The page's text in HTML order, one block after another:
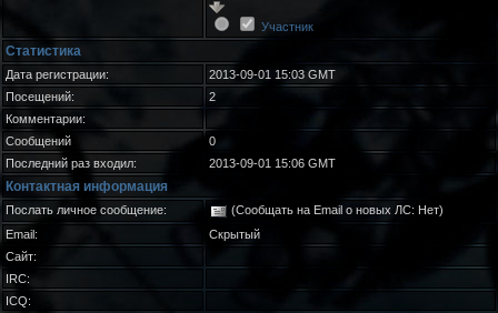
Участник
Статистика
Дата регистрации:
2013-09-01 15:03 GMT
Посещений:
2
Комментарии:
Сообщений
0
Последний раз входил:
2013-09-01 15:06 GMT
Контактная информация
Послать личное сообщение:
(Сообщать на Email о новых ЛС: Нет)
Email:
Скрытый
Сайт:
IRC:
ICQ: